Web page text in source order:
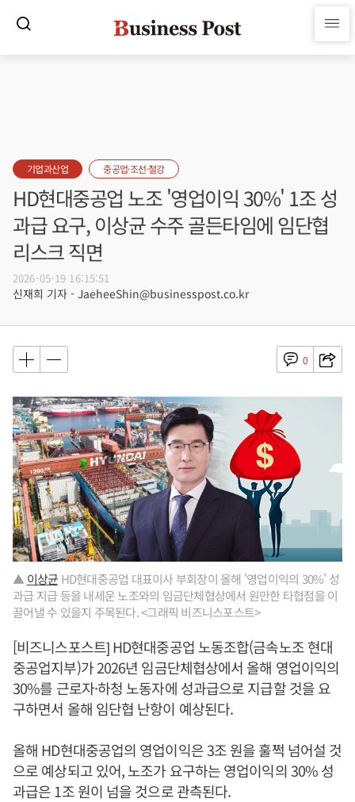
기업과산업 중공업·조선·철강
HD현대중공업 노조 '영업이익 30%' 1조 성
과급 요구, 이상균 수주 골든타임에 임단협
리스크 직면
2026-05-19 16:15:51
신재희 기자 - JaeheeShin@businesspost.co.kr
0
▲ 이상균 HD현대중공업 대표이사 부회장이 올해 '영업이익의 30%' 성
과급 지급 등을 내세운 노조와의 임금단체협상에서 원만한 타협점을 이
끌어낼 수 있을지 주목된다. <그래픽 비즈니스포스트>
[비즈니스포스트] HD현대중공업 노동조합(금속노조 현대
중공업지부)가 2026년 임금단체협상에서 올해 영업이익의
30%를 근로자·하청 노동자에 성과급으로 지급할 것을 요
구하면서 올해 임단협 난항이 예상된다.
올해 HD현대중공업의 영업이익은 3조 원을 훌쩍 넘어설 것
으로 예상되고 있어, 노조가 요구하는 영업이익의 30% 성
과급은 1조 원이 넘을 것으로 관측된다.